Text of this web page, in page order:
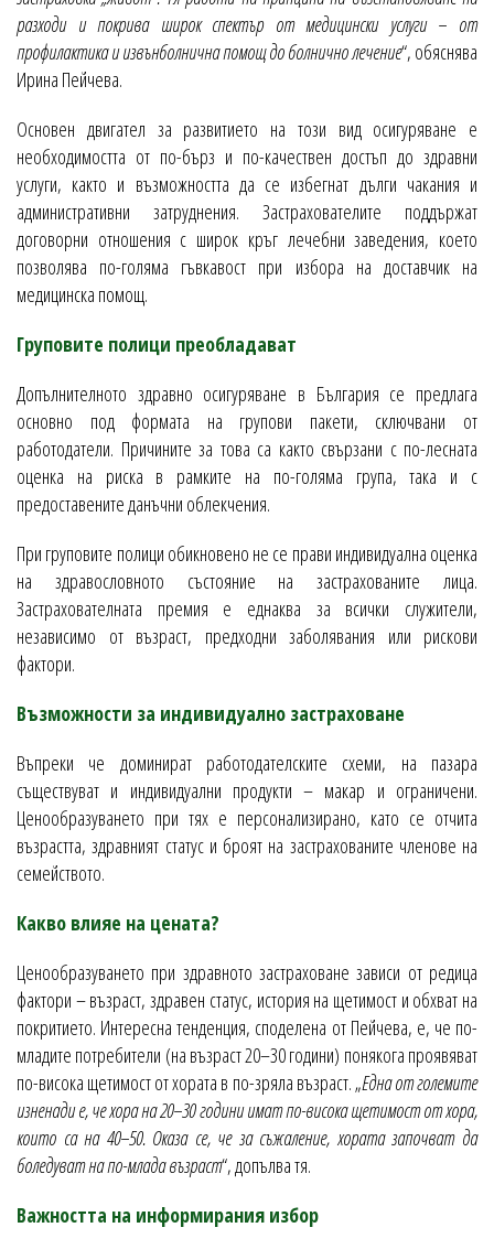
разходи и покрива широк спектър от медицински услуги – от
профилактика и извънболнична помощ до болнично лечение“, обяснява
Ирина Пейчева.
Основен двигател за развитието на този вид осигуряване е
необходимостта от по-бърз и по-качествен достъп до здравни
услуги, както и възможността да се избегнат дълги чакания и
административни затруднения. Застрахователите поддържат
договорни отношения с широк кръг лечебни заведения, което
позволява по-голяма гъвкавост при избора на доставчик на
медицинска помощ.
Груповите полици преобладават
Допълнителното здравно осигуряване в България се предлага
основно под формата на групови пакети, сключвани от
работодатели. Причините за това са както свързани с по-лесната
оценка на риска в рамките на по-голяма група, така и с
предоставените данъчни облекчения.
При груповите полици обикновено не се прави индивидуална оценка
на здравословното състояние на застрахованите лица.
Застрахователната премия е еднаква за всички служители,
независимо от възраст, предходни заболявания или рискови
фактори.
Възможности за индивидуално застраховане
Въпреки че доминират работодателските схеми, на пазара
съществуват и индивидуални продукти – макар и ограничени.
Ценообразуването при тях е персонализирано, като се отчита
възрастта, здравният статус и броят на застрахованите членове на
семейството.
Какво влияе на цената?
Ценообразуването при здравното застраховане зависи от редица
фактори – възраст, здравен статус, история на щетимост и обхват на
покритието. Интересна тенденция, споделена от Пейчева, е, че по-
младите потребители (на възраст 20–30 години) понякога проявяват
по-висока щетимост от хората в по-зряла възраст. „Една от големите
изненади е, че хора на 20–30 години имат по-висока щетимост от хора,
които са на 40–50. Оказа се, че за съжаление, хората започват да
боледуват на по-млада възраст“, допълва тя.
Важността на информирания избор